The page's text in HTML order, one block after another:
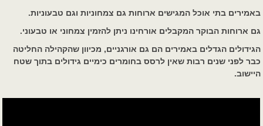
באמירים בתי אוכל המגישים ארוחות גם צמחוניות וגם טבעוניות.
גם ארוחות הבוקר המקבלים אורחינו ניתן להזמין צמחוני או טבעוני.
הגידולים הגדלים באמירים הם גם אורגניים, מכיוון שהקהילה החליטה
כבר לפני שנים רבות שאין לרסס בחומרים כימיים גידולים בתוך שטח
היישוב.